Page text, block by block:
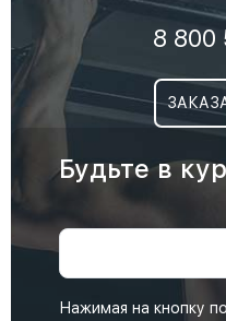
8 800
Будьте в
Нажимая на кнопку